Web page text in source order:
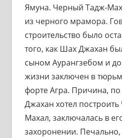
Ямуна. Черный Тадж-
из черного мрамора.
строительство было
того, как Шах Джахан
сыном Аурангзебом и
жизни заключен в
форте Агра. Причина,
Джахан хотел
Махал, заключалась в
захоронении.